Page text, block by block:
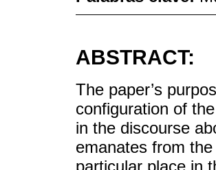
ABSTRACT:
The paper’s
configuration of
in the discourse
emanates from